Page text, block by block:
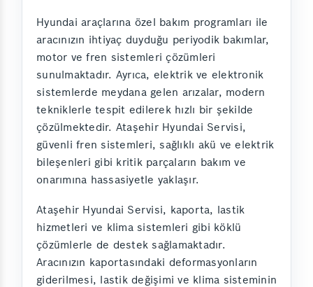
Hyundai araçlarına özel bakım programları ile
aracınızın ihtiyaç duyduğu periyodik bakımlar,
motor ve fren sistemleri çözümleri
sunulmaktadır. Ayrıca, elektrik ve elektronik
sistemlerde meydana gelen arızalar, modern
tekniklerle tespit edilerek hızlı bir şekilde
çözülmektedir. Ataşehir Hyundai Servisi,
güvenli fren sistemleri, sağlıklı akü ve elektrik
bileşenleri gibi kritik parçaların bakım ve
onarımına hassasiyetle yaklaşır.
Ataşehir Hyundai Servisi, kaporta, lastik
hizmetleri ve klima sistemleri gibi köklü
çözümlerle de destek sağlamaktadır.
Aracınızın kaportasındaki deformasyonların
giderilmesi, lastik değişimi ve klima sisteminin